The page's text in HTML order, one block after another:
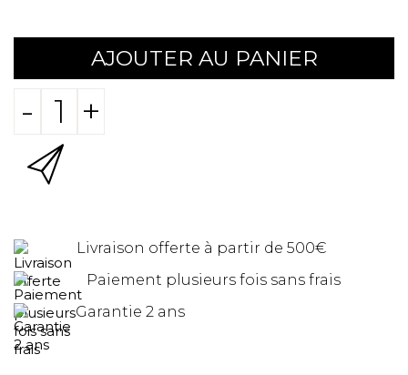
AJOUTER AU PANIER
- +
Livraison offerte à partir de 500€
Paiement plusieurs fois sans frais
Garantie 2 ans